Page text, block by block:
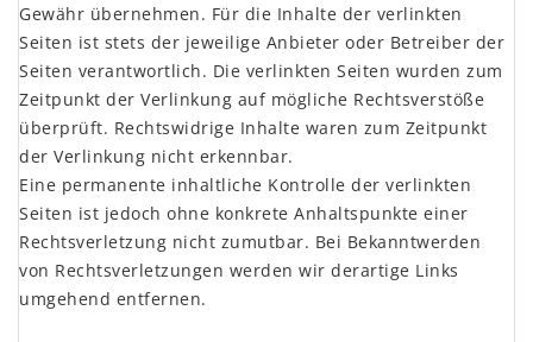
Gewähr übernehmen. Für die Inhalte der verlinkten
Seiten ist stets der jeweilige Anbieter oder Betreiber der
Seiten verantwortlich. Die verlinkten Seiten wurden zum
Zeitpunkt der Verlinkung auf mögliche Rechtsverstöße
überprüft. Rechtswidrige Inhalte waren zum Zeitpunkt
der Verlinkung nicht erkennbar.
Eine permanente inhaltliche Kontrolle der verlinkten
Seiten ist jedoch ohne konkrete Anhaltspunkte einer
Rechtsverletzung nicht zumutbar. Bei Bekanntwerden
von Rechtsverletzungen werden wir derartige Links
umgehend entfernen.